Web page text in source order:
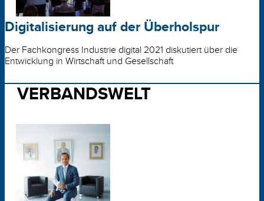
Digitalisierung auf der Überholspur
Der Fachkongress Industrie digital 2021 diskutiert über die
Entwicklung in Wirtschaft und Gesellschaft
VERBANDSWELT